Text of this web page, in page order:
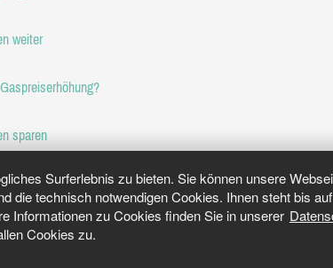
Surferlebnis zu bieten. Sie können unsere
die technisch notwendigen Cookies. Ihnen steht bis
Informationen zu Cookies finden Sie in unserer
Cookies zu.
weiter
sparen